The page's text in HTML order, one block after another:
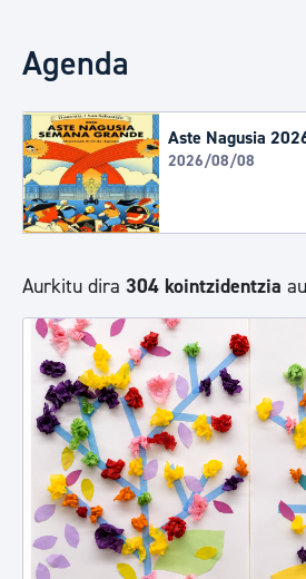
Agenda
Aste Nagusia
2026/08/08
Aurkitu dira 304 kointzidentzia